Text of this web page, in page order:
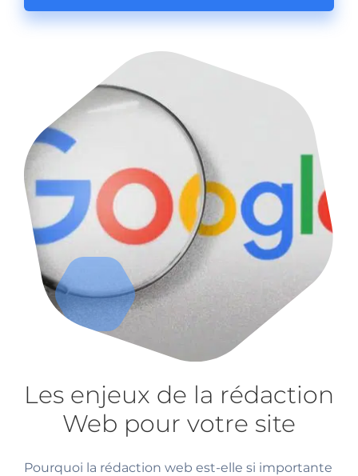
Les enjeux de la rédaction
Web pour votre site
Pourquoi la rédaction web est-elle si importante